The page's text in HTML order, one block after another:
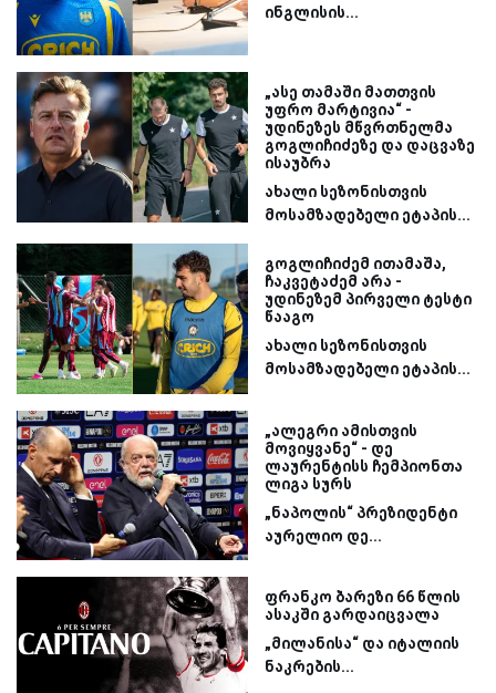
ინგლისის...
„ასე თამაში მათთვის
უფრო მარტივია“ -
უდინეზეს მწვრთნელმა
გოგლიჩიძეზე და დაცვაზე
ისაუბრა
ახალი სეზონისთვის
მოსამზადებელი ეტაპის...
გოგლიჩიძემ ითამაშა,
ჩაკვეტაძემ არა -
უდინეზემ პირველი ტესტი
წააგო
ახალი სეზონისთვის
მოსამზადებელი ეტაპის...
„ალეგრი ამისთვის
მოვიყვანე“ - დე
ლაურენტისს ჩემპიონთა
ლიგა სურს
„ნაპოლის“ პრეზიდენტი
აურელიო დე...
ფრანკო ბარეზი 66 წლის
ასაკში გარდაიცვალა
„მილანისა“ და იტალიის
ნაკრების...